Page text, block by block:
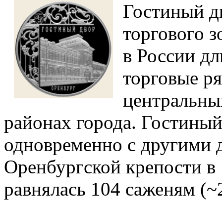
Гостиный
торгового
в России
торговые
районах города.
одновременно с другими
Оренбургской крепости
равнялась 104 саженям